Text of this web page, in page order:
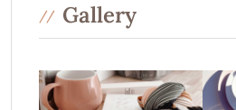
Gallery